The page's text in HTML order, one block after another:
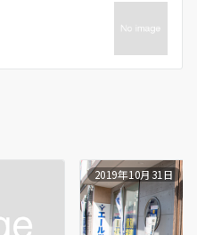
2019年10月31日